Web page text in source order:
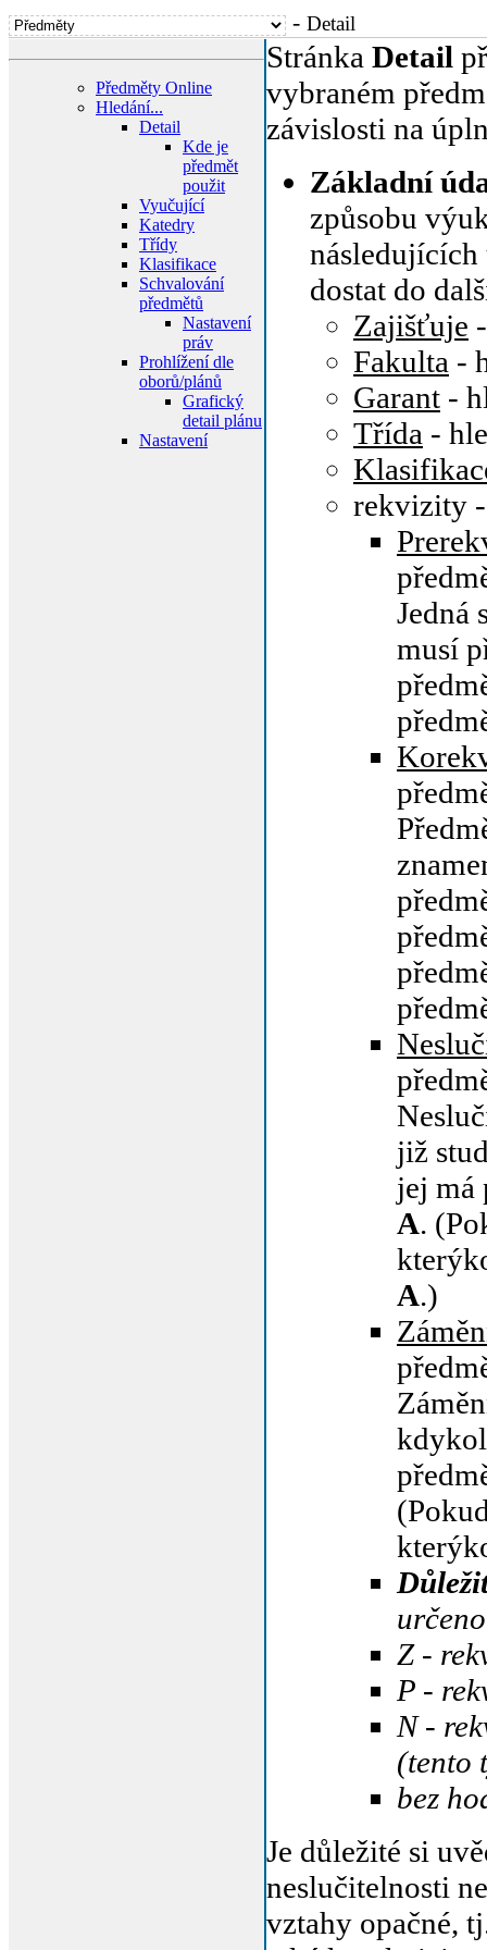
- Detail
Předměty Online
Hledání...
Detail
Kde je
předmět
použit
Vyučující
Katedry
Třídy
Klasifikace
Schvalování
předmětů
Nastavení
práv
Prohlížení dle
oborů/plánů
Grafický
detail plánu
Nastavení
Stránka Detail
vybraném
závislosti na
Základní
způsobu
dostat do
Zajišťuje
Fakulta -
Garant -
Třída -
rekvizity -
Jedná
musí
již
jej má
A.
A.)
Z -
P -
N -
(tento
bez
Je důležité si
neslučitelnosti
vztahy opačné,